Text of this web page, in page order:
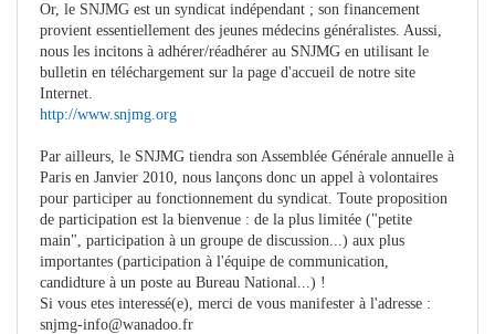
Or, le SNJMG est un syndicat indépendant ; son financement
provient essentiellement des jeunes médecins généralistes. Aussi,
nous les incitons à adhérer/réadhérer au SNJMG en utilisant le
bulletin en téléchargement sur la page d'accueil de notre site
Internet.
http://www.snjmg.org
Par ailleurs, le SNJMG tiendra son Assemblée Générale annuelle à
Paris en Janvier 2010, nous lançons donc un appel à volontaires
pour participer au fonctionnement du syndicat. Toute proposition
de participation est la bienvenue : de la plus limitée ("petite
main", participation à un groupe de discussion...) aux plus
importantes (participation à l'équipe de communication,
candidture à un poste au Bureau National...) !
Si vous etes interessé(e), merci de vous manifester à l'adresse :
snjmg-info@wanadoo.fr